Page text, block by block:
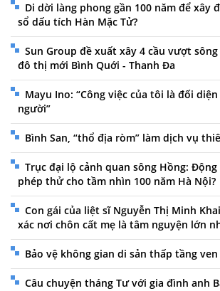
Di dời làng phong gần 100 năm để xây
sổ dấu tích Hàn Mặc Tử?
Sun Group đề xuất xây 4 cầu vượt
đô thị mới Bình Quới - Thanh Đa
Mayu Ino: “Công việc của tôi là đối
người”
Bình San, “thổ địa ròm” làm dịch vụ
Trục đại lộ cảnh quan sông Hồng:
phép thử cho tầm nhìn 100 năm Hà Nội?
Con gái của liệt sĩ Nguyễn Thị Minh
xác nơi chôn cất mẹ là tâm nguyện lớn
Bảo vệ không gian di sản thấp tầng
Câu chuyện tháng Tư với gia đình anh